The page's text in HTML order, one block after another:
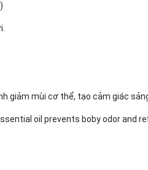
giảm mùi cơ thể, tạo cảm giác
oil prevents boby odor and